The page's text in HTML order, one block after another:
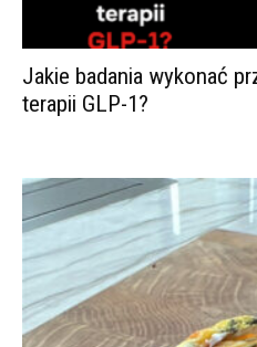
Jakie badania wykonać
terapii GLP-1?